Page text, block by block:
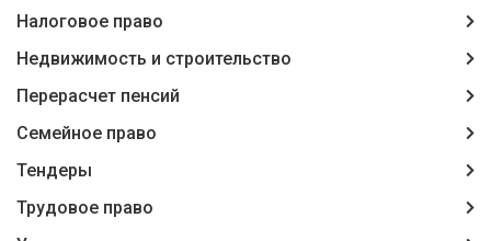
Налоговое право
Недвижимость и строительство
Перерасчет пенсий
Семейное право
Тендеры
Трудовое право